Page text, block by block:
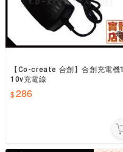
【Co-create 合創】合創充電機1
10v充電線
286